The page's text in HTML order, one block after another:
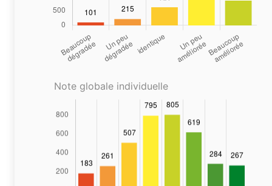
Note globale individuelle